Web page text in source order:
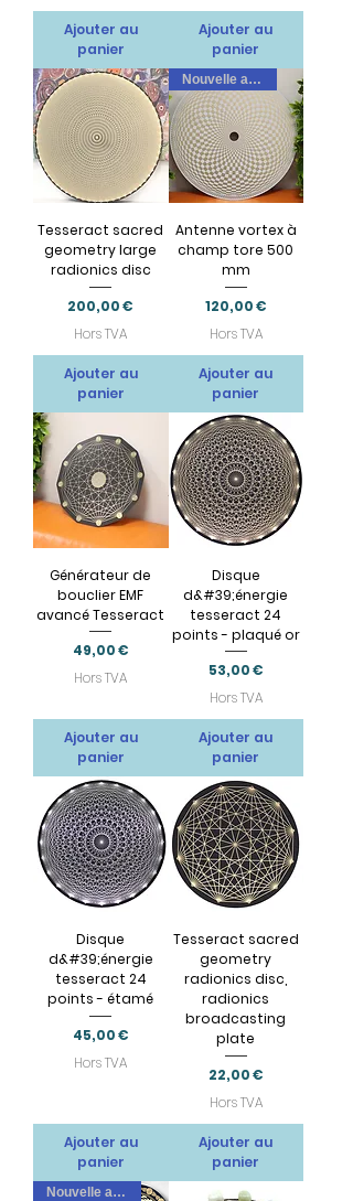
Ajouter au
panier
Ajouter au
panier
Tesseract sacred
geometry large
radionics disc
Prix
200,00 €
Hors TVA
Ajouter au
panier
Nouvelle arrivee
Antenne vortex à
champ tore 500
mm
Prix
120,00 €
Hors TVA
Ajouter au
panier
Générateur de
bouclier EMF
avancé Tesseract
Prix
49,00 €
Hors TVA
Ajouter au
panier
Disque
d&#39;énergie
tesseract 24
points - plaqué or
Prix
53,00 €
Hors TVA
Ajouter au
panier
Disque
d&#39;énergie
tesseract 24
points - étamé
Prix
45,00 €
Hors TVA
Ajouter au
panier
Tesseract sacred
geometry
radionics disc,
radionics
broadcasting
plate
Prix
22,00 €
Hors TVA
Ajouter au
panier
Nouvelle arrivee